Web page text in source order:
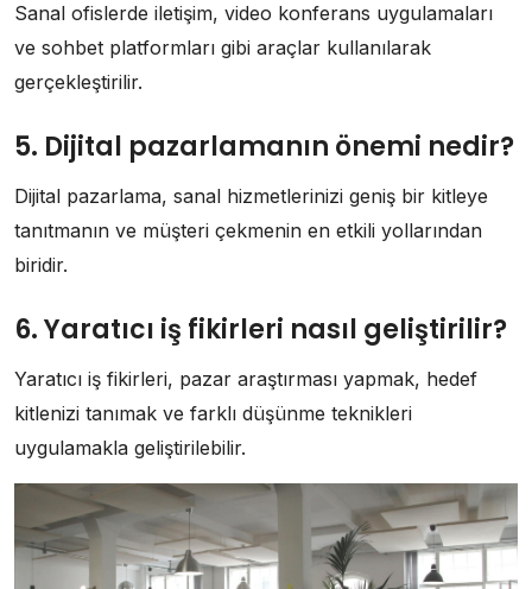
Sanal ofislerde iletişim, video konferans uygulamaları
ve sohbet platformları gibi araçlar kullanılarak
gerçekleştirilir.
5. Dijital pazarlamanın önemi nedir?
Dijital pazarlama, sanal hizmetlerinizi geniş bir kitleye
tanıtmanın ve müşteri çekmenin en etkili yollarından
biridir.
6. Yaratıcı iş fikirleri nasıl geliştirilir?
Yaratıcı iş fikirleri, pazar araştırması yapmak, hedef
kitlenizi tanımak ve farklı düşünme teknikleri
uygulamakla geliştirilebilir.